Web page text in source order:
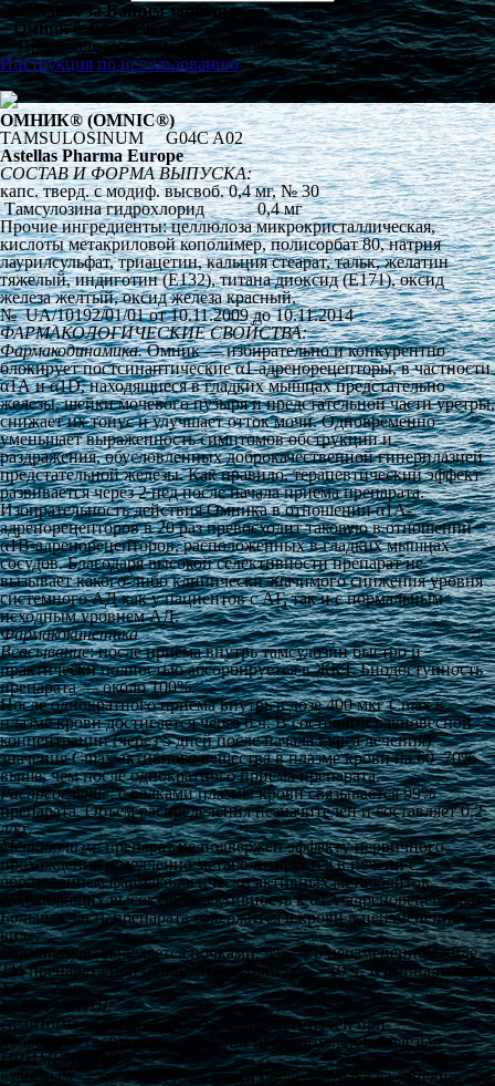
Знайдено за Вашим запитом
Омник 0.4мг №30
Производитель: Яманучи Астеллас
Инструкция по использованию
ОМНИК®(OMNIC®)
TAMSULOSINUM G04C A02
Astellas Pharma Europe
СОСТАВ И ФОРМА ВЫПУСКА:
капс. тверд. с модиф. высвоб. 0,4 мг, № 30
Тамсулозина гидрохлорид
0,4 мг
Прочие ингредиенты: целлюлоза микрокристаллическая,
кислоты метакриловой кополимер, полисорбат 80, натрия
лаурилсульфат, триацетин, кальция стеарат, тальк, желатин
тяжелый, индиготин (Е132), титана диоксид (Е171), оксид
железа желтый, оксид железа красный.
№ UA/10192/01/01 от 10.11.2009 до 10.11.2014
ФАРМАКОЛОГИЧЕСКИЕ СВОЙСТВА:
Фармакодинамика.Омник — избирательно и конкурентно
блокирует постсинаптические α1-адренорецепторы, в частности
α1Аи α1D, находящиеся в гладких мышцах предстательно
железы, шейки мочевого пузыря и предстательной части уретры,
снижает их тонус и улучшает отток мочи. Одновременно
уменьшает выраженность симптомов обструкции и
раздражения, обусловленных доброкачественной гиперплазией
предстательной железы. Как правило, терапевтический эффект
развивается через 2 нед после начала приема препарата.
Избирательность действия Омника в отношении α1А-
адренорецепторов в 20 раз превосходит таковую в отношении
α1В-адренорецепторов, расположенных в гладких мышцах
сосудов. Благодаря высокой селективности препарат не
вызывает какого-либо клинически значимого снижения уровня
системного АД как у пациентов с АГ, так и с нормальным
исходным уровнем АД.
Фармакокинетика
Всасывание: после приема внутрь тамсулозин быстро и
практически полностью абсорбируется в ЖКТ. Биодоступность
препарата — около 100%.
После однократного приема внутрь в дозе 400 мкг Cmaxв
плазме крови достигается через 6 ч. В состоянии равновесной
концентрации (через 5 дней после начала курса лечения)
значения Cmaxактивного вещества в плазме крови на 60–70%
выше, чем после однократного приема препарата.
Распределение: с белками плазмы крови связывается 99%
препарата. Объем распределения незначителен и составляет 0,2
л/кг.
Метаболизм: препарат не подвержен эффекту первичного
прохождения и медленно метаболизируется в печени с
образованием фармакологически активных метаболитов,
сохраняющих высокую селективность к α1А-адренорецепторам.
Большая часть препарата содержится в крови в неизмененном
виде.
Элиминация:выделяется почками, 9% — в неизмененном виде.
Т½препарата при однократном приеме — 10 ч, терминальный
Т½— 22 ч.
ПОКАЗАНИЯ:
симптомы со стороны нижних мочевых путей при
доброкачественной гиперплазии предстательной железы.
ПРИМЕНЕНИЕ:
взрослым — по 1 капсуле в сутки после завтрака ежедневно,